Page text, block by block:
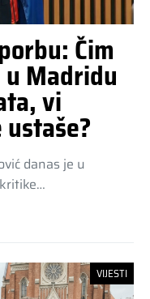
Čim
Madridu
vi
danas je u
VIJESTI